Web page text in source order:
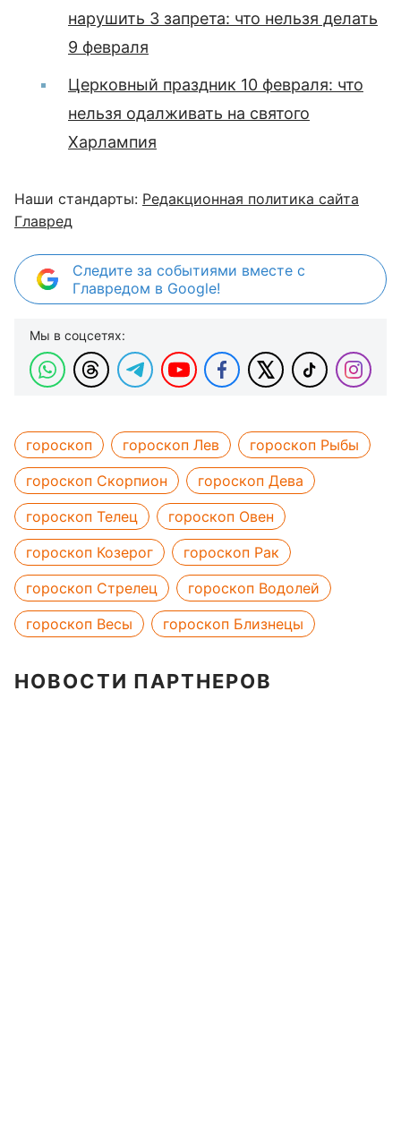
нарушить 3 запрета: что нельзя делать
9 февраля
Церковный праздник 10 февраля: что
нельзя одалживать на святого
Харлампия
Наши стандарты: Редакционная политика сайта
Главред
Следите за событиями вместе с
Главредом в Google!
Мы в соцсетях:
гороскоп гороскоп Лев
гороскоп Рыбы
гороскоп Скорпион
гороскоп Дева
гороскоп Телец
гороскоп Овен
гороскоп Козерог
гороскоп Рак
гороскоп Стрелец
гороскоп Водолей
гороскоп Весы
гороскоп Близнецы
НОВОСТИ ПАРТНЕРОВ